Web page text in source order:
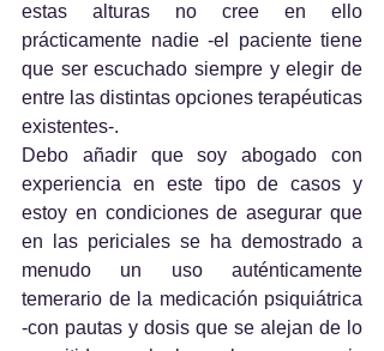
estas alturas no cree en ello
prácticamente nadie -el paciente tiene
que ser escuchado siempre y elegir de
entre las distintas opciones terapéuticas
existentes-.
Debo añadir que soy abogado con
experiencia en este tipo de casos y
estoy en condiciones de asegurar que
en las periciales se ha demostrado a
menudo un uso auténticamente
temerario de la medicación psiquiátrica
-con pautas y dosis que se alejan de lo